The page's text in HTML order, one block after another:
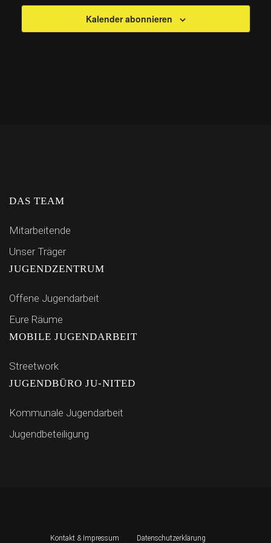
Kalender abonnieren
DAS TEAM
Mitarbeitende
Unser Träger
JUGENDZENTRUM
Offene Jugendarbeit
Eure Räume
MOBILE JUGENDARBEIT
Streetwork
JUGENDBÜRO JU-NITED
Kommunale Jugendarbeit
Jugendbeteiligung
Kontakt & Impressum Datenschutzerklärung